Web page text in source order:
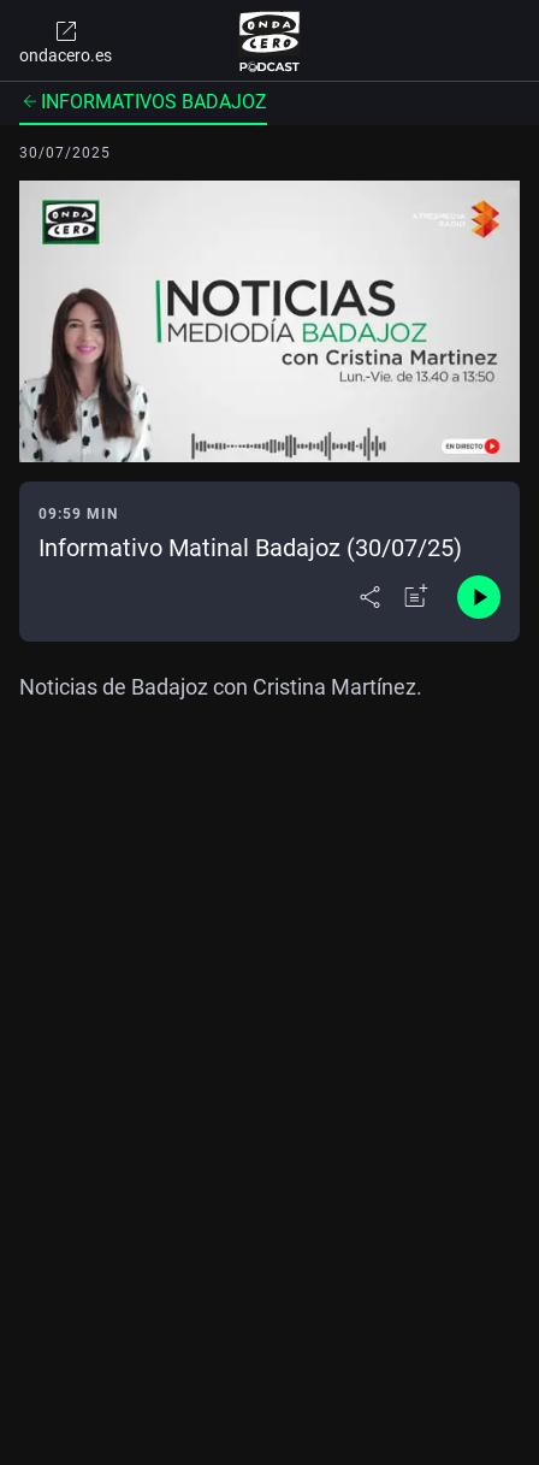
ondacero.es
INFORMATIVOS BADAJOZ
30/07/2025
09:59 MIN
Informativo Matinal Badajoz (30/07/25)
Noticias de Badajoz con Cristina Martínez.